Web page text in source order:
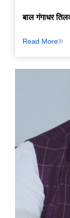
बाल गंगाधर
Read More